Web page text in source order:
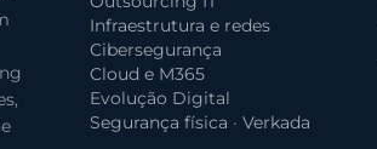
Infraestrutura e redes
Cibersegurança
Cloud e M365
Evolução Digital
Segurança física · Verkada